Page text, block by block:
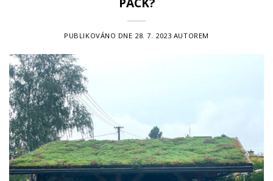
PUBLIKOVÁNO DNE 28. 7. 2023 AUTOREM